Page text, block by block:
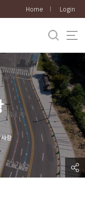
Home Login
항